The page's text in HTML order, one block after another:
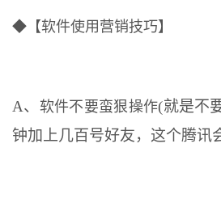
◆【软件使用营销技巧】
A、 软件不要蛮狠操作(就是不
钟加上几百号好友，这个腾讯